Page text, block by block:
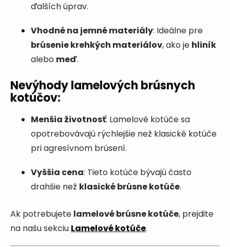
ďalších úprav.
Vhodné na jemné materiály: Ideálne pre
brúsenie krehkých materiálov, ako je hliník
alebo meď.
Nevýhody lamelových brúsnych
kotúčov:
Menšia životnosť: Lamelové kotúče sa
opotrebovávajú rýchlejšie než klasické kotúče
pri agresívnom brúsení.
Vyššia cena: Tieto kotúče bývajú často
drahšie než klasické brúsne kotúče.
Ak potrebujete lamelové brúsne kotúče, prejdite
na našu sekciu Lamelové kotúče.